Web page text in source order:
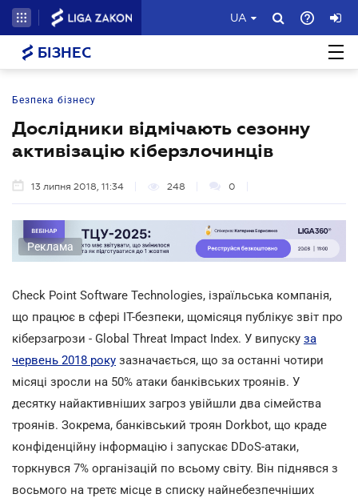
UA
БІЗНЕС
Безпека бізнесу
Дослідники відмічають сезонну
активізацію кіберзлочинців
13 липня 2018, 11:34 248 0
Реклама
Check Point Software Technologies, ізраїльська компанія,
що працює в сфері IT-безпеки, щомісяця публікує звіт про
кіберзагрози - Global Threat Impact Index. У випуску за
червень 2018 року зазначається, що за останні чотири
місяці зросли на 50% атаки банківських троянів. У
десятку найактивніших загроз увійшли два сімейства
троянів. Зокрема, банківський троян Dorkbot, що краде
конфіденційну інформацію і запускає DDoS-атаки,
торкнувся 7% організацій по всьому світу. Він піднявся з
восьмого на третє місце в списку найнебезпечніших